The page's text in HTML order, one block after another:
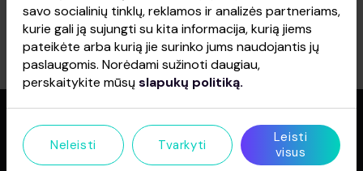
Aretas Piaseckas. Tūkstantinę minią nustebino ir
specialūs vakaro svečiai – Jessica Shy, grupės „Katarsis“
lyderis Lukas Radzevičius bei giedotoja Daiva Belevičienė.
SEKANTI NAUJIENA
savo socialinių tinklų, reklamos ir analizės partneriams,
kurie gali ją sujungti su kita informacija, kurią jiems
pateikėte arba kurią jie surinko jums naudojantis jų
paslaugomis. Norėdami sužinoti daugiau,
perskaitykite mūsų slapukų politiką.
Neleisti Tvarkyti
Leisti
visus